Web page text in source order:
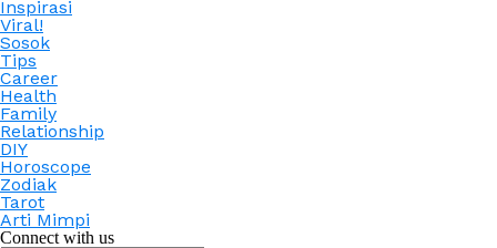
Inspirasi
Viral!
Sosok
Tips
Career
Health
Family
Relationship
DIY
Horoscope
Zodiak
Tarot
Arti Mimpi
Connect with us